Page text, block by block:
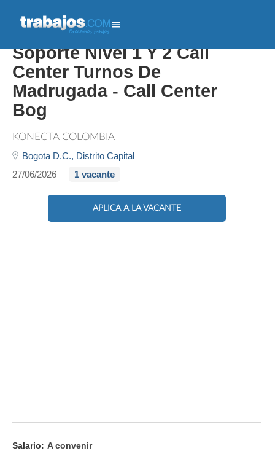
229057 Técnico/a De
Soporte Nivel 1 Y 2 Call
Center Turnos De
Madrugada - Call Center
Bog
KONECTA COLOMBIA
Bogota D.C., Distrito Capital
27/06/2026
1 vacante
APLICA A LA VACANTE
Salario: A convenir